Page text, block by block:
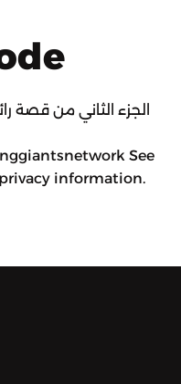
الجزء الثاني من قصة
See
information.